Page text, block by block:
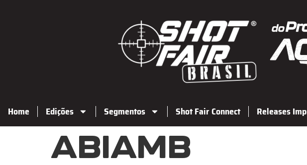
Home Edições Segmentos Shot Fair Connect Releases
ABIAMB